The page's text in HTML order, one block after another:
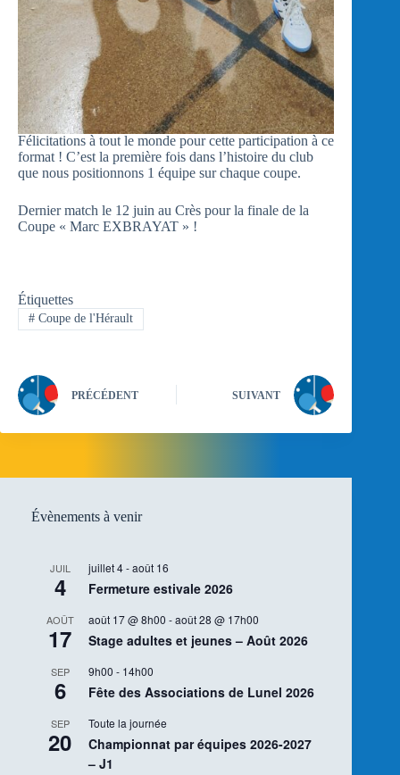
Félicitations à tout le monde pour cette participation à ce
format ! C’est la première fois dans l’histoire du club
que nous positionnons 1 équipe sur chaque coupe.
Dernier match le 12 juin au Crès pour la finale de la
Coupe « Marc EXBRAYAT » !
Étiquettes
#Coupe de l'Hérault
PRÉCÉDENT SUIVANT
Évènements à venir
JUIL
4
juillet 4-août 16
Fermeture estivale 2026
AOÛT
17
août 17 @ 8h00 -août 28 @ 17h00
Stage adultes et jeunes – Août 2026
SEP
6
9h00 - 14h00
Fête des Associations de Lunel 2026
SEP
20
Toute la journée
Championnat par équipes 2026-2027
– J1